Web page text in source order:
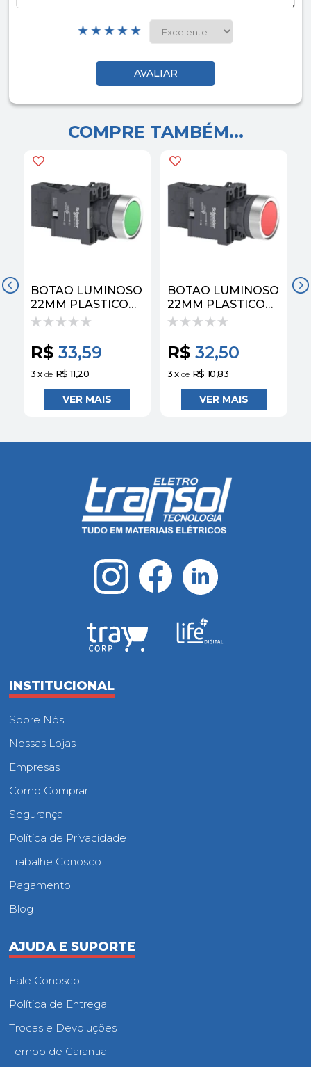
COMPRE TAMBÉM...
BOTAO LUMINOSO
22MM PLASTICO
LED 220VCA 1NA
XA2EW33M1 |
SCHNEIDER
R$ 33,59
3x de R$ 11,20
BOTAO LUMINOSO
22MM PLASTICO
LED 220VCA 1NA
XA2EW34M1 |
SCHNEIDER
R$ 32,50
3x de R$ 10,83
INSTITUCIONAL
Sobre Nós
Nossas Lojas
Empresas
Como Comprar
Segurança
Política de Privacidade
Trabalhe Conosco
Pagamento
Blog
AJUDA E SUPORTE
Fale Conosco
Política de Entrega
Trocas e Devoluções
Tempo de Garantia